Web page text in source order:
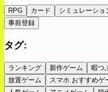
RPG カード シミュレーショ
事前登録
タグ:
ランキング 新作ゲーム 暇つ
放置ゲーム
スマホ おすすめゲ